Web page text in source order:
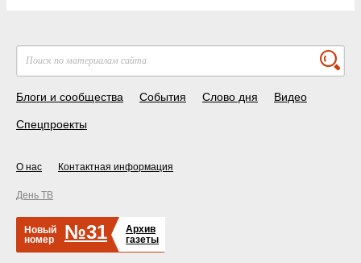
Блоги и сообщества События Слово дня Видео
Спецпроекты
О нас Контактная информация
День ТВ
Новый
номер
№31
Архив
газеты